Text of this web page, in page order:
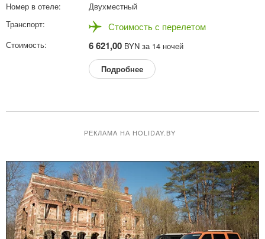
Двухместный
Стоимость с перелетом
6 621,00 BYN за 14 ночей
Подробнее
РЕКЛАМА НА HOLIDAY.BY